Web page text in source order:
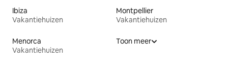
Ibiza
Vakantiehuizen
Montpellier
Vakantiehuizen
Menorca
Vakantiehuizen
Toon meer